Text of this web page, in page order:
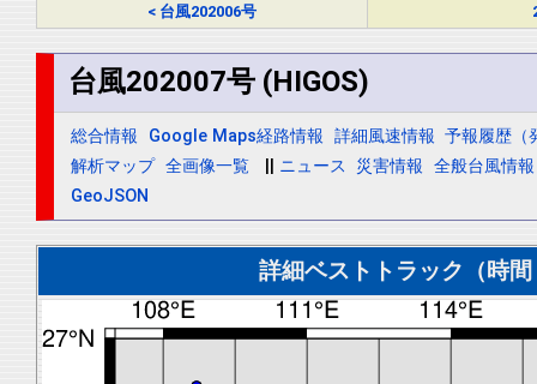
< 台風202006号
台風202007号 (HIGOS)
総合情報 Google Maps経路情報 詳細風速情報 予報履歴（
解析マップ 全画像一覧 ニュース 災害情報 全般台風情報
GeoJSON
詳細ベストトラック（時